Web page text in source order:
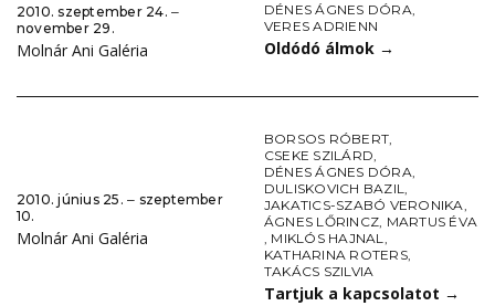
2010. szeptember 24. ‒
november 29.
Molnár Ani Galéria
DÉNES ÁGNES DÓRA,
VERES ADRIENN
Oldódó álmok →
2010. június 25. ‒ szeptember
10.
Molnár Ani Galéria
BORSOS RÓBERT,
CSEKE SZILÁRD,
DÉNES ÁGNES DÓRA,
DULISKOVICH BAZIL,
JAKATICS-SZABÓ VERONIKA,
ÁGNES LŐRINCZ, MARTUS ÉVA
, MIKLÓS HAJNAL,
KATHARINA ROTERS,
TAKÁCS SZILVIA
Tartjuk a kapcsolatot →